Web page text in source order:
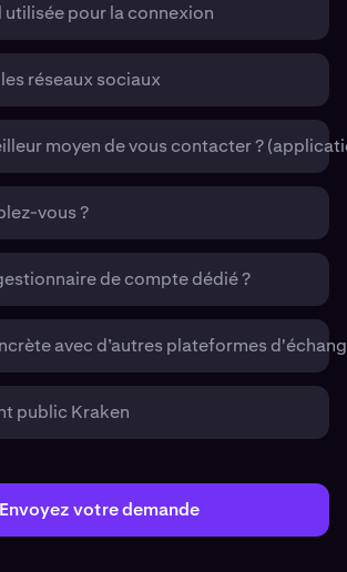
utilisée pour la connexion
réseaux sociaux
moyen de vous contacter ?
vous ?
de compte dédié ?
avec d’autres plateformes
public Kraken
Envoyez votre demande